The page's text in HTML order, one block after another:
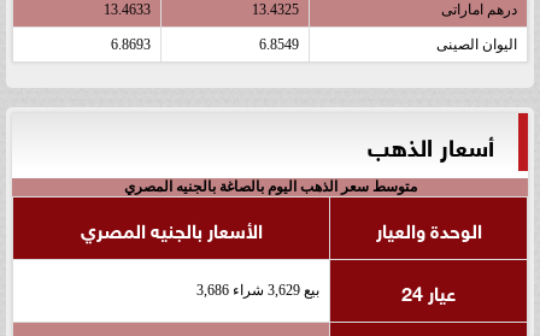
درهم اماراتى 13.4325
13.4633
اليوان الصينى 6.8549
6.8693
أسعار الذهب
متوسط سعر الذهب اليوم بالصاغة بالجنيه المصري
الوحدة والعيار
الأسعار بالجنيه المصري
عيار 24
بيع 3,629 شراء 3,686